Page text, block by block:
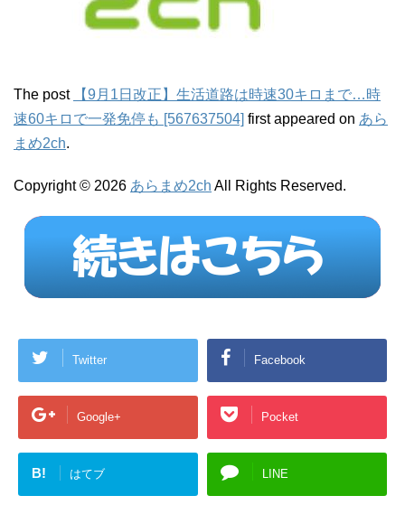
The post
【9月1日改正】生活道路は時速30キロまで…時
速60キロで一発免停も [567637504] first appeared on あら
まめ2ch.
Copyright © 2026 あらまめ2ch All Rights Reserved.
Twitter Facebook
Google+ Pocket
B! はてブ LINE